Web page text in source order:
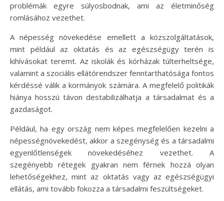
problémák egyre súlyosbodnak, ami az életminőség
romlásához vezethet.
A népesség növekedése emellett a közszolgáltatások,
mint például az oktatás és az egészségügy terén is
kihívásokat teremt. Az iskolák és kórházak túlterheltsége,
valamint a szociális ellátórendszer fenntarthatósága fontos
kérdéssé válik a kormányok számára. A megfelelő politikák
hiánya hosszú távon destabilizálhatja a társadalmat és a
gazdaságot.
Például, ha egy ország nem képes megfelelően kezelni a
népességnövekedést, akkor a szegénység és a társadalmi
egyenlőtlenségek növekedéséhez vezethet. A
szegényebb rétegek gyakran nem férnek hozzá olyan
lehetőségekhez, mint az oktatás vagy az egészségügyi
ellátás, ami tovább fokozza a társadalmi feszültségeket.